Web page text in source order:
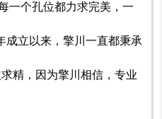
一个孔位都力求完美，一
成立以来，擎川一直都秉承
精，因为擎川相信，专业